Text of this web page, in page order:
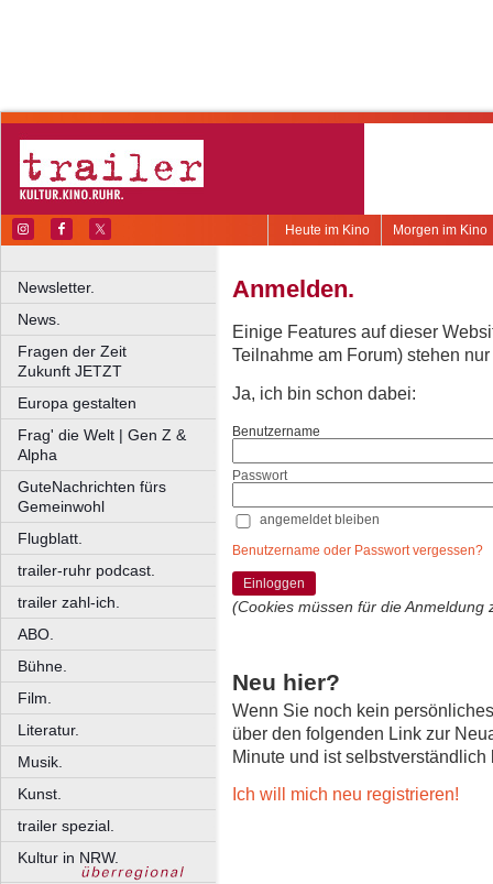
Morgen im Kino
Heute im Kino
Newsletter.
News.
Fragen der Zeit
Zukunft JETZT
Europa gestalten
Frag' die Welt | Gen Z &
Alpha
GuteNachrichten fürs
Gemeinwohl
Flugblatt.
trailer-ruhr podcast.
trailer zahl-ich.
ABO.
Bühne.
Film.
Literatur.
Musik.
Kunst.
trailer spezial.
Kultur in NRW.
Anmelden.
Einige Features auf dieser
Teilnahme am Forum) stehen
Ja, ich bin schon dabei:
Benutzername
Passwort
angemeldet bleiben
Benutzername oder Passwort vergessen?
Einloggen
(Cookies müssen für die Anmeldung
Neu hier?
Wenn Sie noch kein
über den folgenden Link zur
Minute und ist selbstverständlich
Ich will mich neu registrieren!